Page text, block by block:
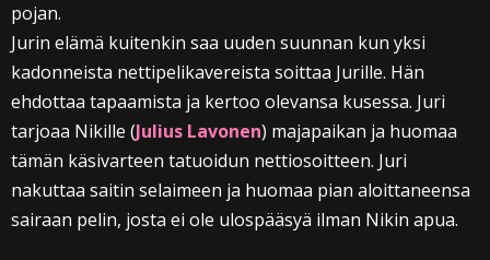
pojan.
Jurin elämä kuitenkin saa uuden suunnan kun yksi
kadonneista nettipelikavereista soittaa Jurille. Hän
ehdottaa tapaamista ja kertoo olevansa kusessa. Juri
tarjoaa Nikille (Julius Lavonen) majapaikan ja huomaa
tämän käsivarteen tatuoidun nettiosoitteen. Juri
nakuttaa saitin selaimeen ja huomaa pian aloittaneensa
sairaan pelin, josta ei ole ulospääsyä ilman Nikin apua.